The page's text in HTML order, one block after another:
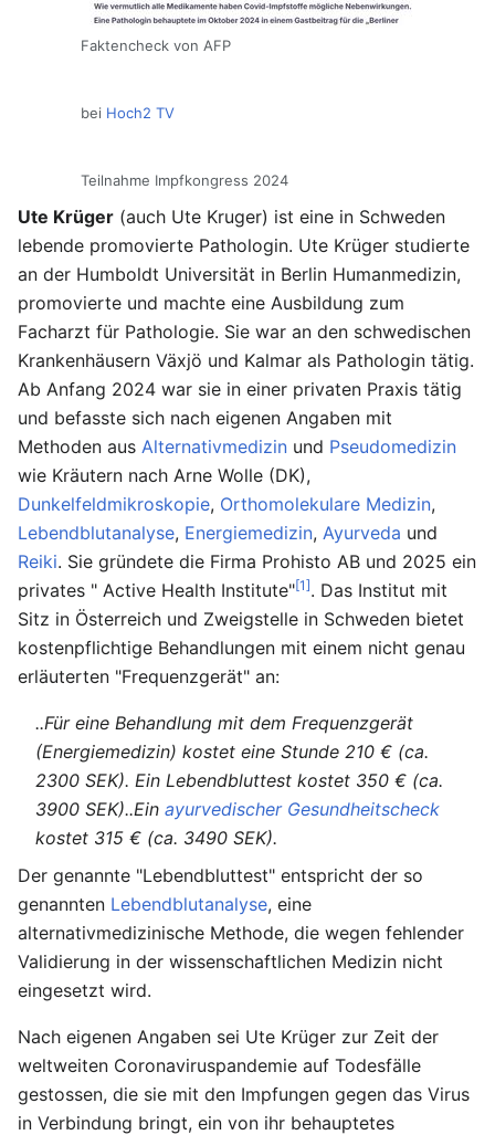
Faktencheck von AFP
bei Hoch2 TV
Teilnahme Impfkongress 2024
Ute Krüger (auch Ute Kruger) ist eine in Schweden
lebende promovierte Pathologin. Ute Krüger studierte
an der Humboldt Universität in Berlin Humanmedizin,
promovierte und machte eine Ausbildung zum
Facharzt für Pathologie. Sie war an den schwedischen
Krankenhäusern Växjö und Kalmar als Pathologin tätig.
Ab Anfang 2024 war sie in einer privaten Praxis tätig
und befasste sich nach eigenen Angaben mit
Methoden aus Alternativmedizin und Pseudomedizin
wie Kräutern nach Arne Wolle (DK),
Dunkelfeldmikroskopie, Orthomolekulare Medizin,
Lebendblutanalyse, Energiemedizin, Ayurveda und
Reiki. Sie gründete die Firma Prohisto AB und 2025 ein
privates " Active Health Institute"[1]. Das Institut mit
Sitz in Österreich und Zweigstelle in Schweden bietet
kostenpflichtige Behandlungen mit einem nicht genau
erläuterten "Frequenzgerät" an:
..Für eine Behandlung mit dem Frequenzgerät
(Energiemedizin) kostet eine Stunde 210 € (ca.
2300 SEK). Ein Lebendbluttest kostet 350 € (ca.
3900 SEK)..Ein ayurvedischer Gesundheitscheck
kostet 315 € (ca. 3490 SEK).
Der genannte "Lebendbluttest" entspricht der so
genannten Lebendblutanalyse, eine
alternativmedizinische Methode, die wegen fehlender
Validierung in der wissenschaftlichen Medizin nicht
eingesetzt wird.
Nach eigenen Angaben sei Ute Krüger zur Zeit der
weltweiten Coronaviruspandemie auf Todesfälle
gestossen, die sie mit den Impfungen gegen das Virus
in Verbindung bringt, ein von ihr behauptetes